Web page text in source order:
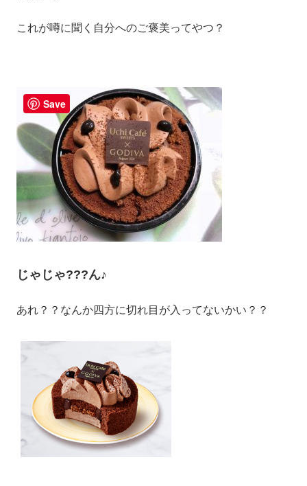
これが噂に聞く自分へのご褒美ってやつ？
じゃじゃ???ん♪
あれ？？なんか四方に切れ目が入ってないかい？？
Save